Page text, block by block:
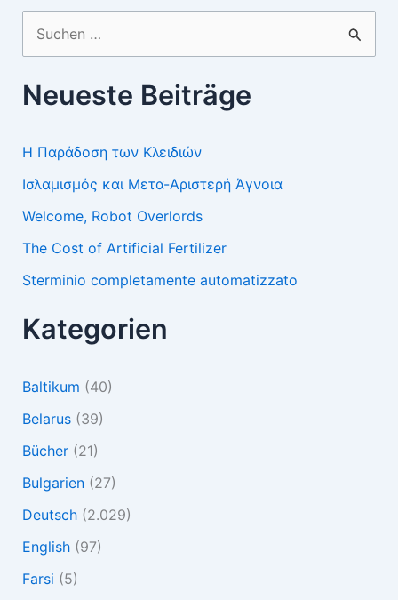
nach:
Neueste Beiträge
Η Παράδοση των Κλειδιών
Ισλαμισμός και Μετα-Αριστερή Άγνοια
Welcome, Robot Overlords
The Cost of Artificial Fertilizer
Sterminio completamente automatizzato
Kategorien
Baltikum (40)
Belarus(39)
Bücher(21)
Bulgarien(27)
Deutsch(2.029)
English(97)
Farsi (5)